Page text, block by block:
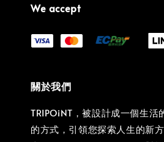
We accept
關於我們
TRIPOiNT，被設計成一個生活
的方式，引領您探索人生的新